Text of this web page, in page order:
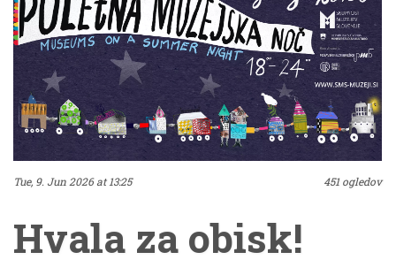
Tue, 9. Jun 2026 at 13:25 451 ogledov
Hvala za obisk!